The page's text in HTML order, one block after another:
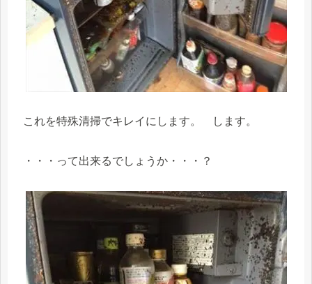
これを特殊清掃でキレイにします。 します。
・・・って出来るでしょうか・・・？